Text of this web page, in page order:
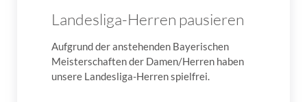
Landesliga-Herren pausieren
Aufgrund der anstehenden Bayerischen
Meisterschaften der Damen/Herren haben
unsere Landesliga-Herren spielfrei.